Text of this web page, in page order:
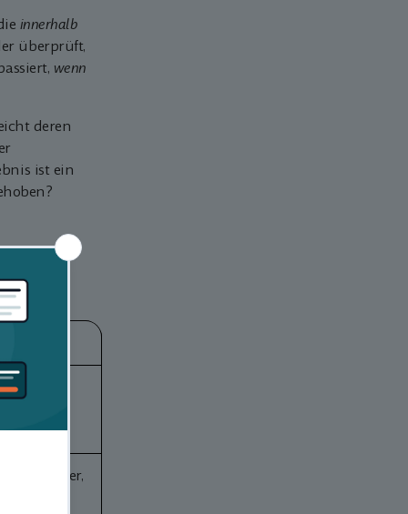
innerhalb
überprüft,
wenn
deren
ist ein
Drucker,